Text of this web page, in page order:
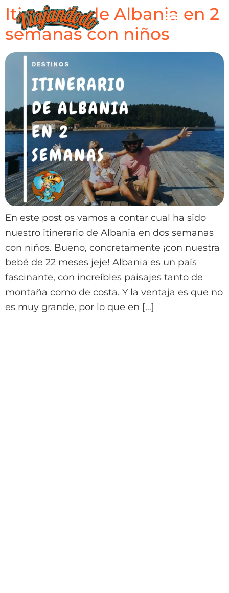
Itinerario de Albania en 2
semanas con niños
En este post os vamos a contar cual ha sido
nuestro itinerario de Albania en dos semanas
con niños. Bueno, concretamente ¡con nuestra
bebé de 22 meses jeje! Albania es un país
fascinante, con increíbles paisajes tanto de
montaña como de costa. Y la ventaja es que no
es muy grande, por lo que en […]